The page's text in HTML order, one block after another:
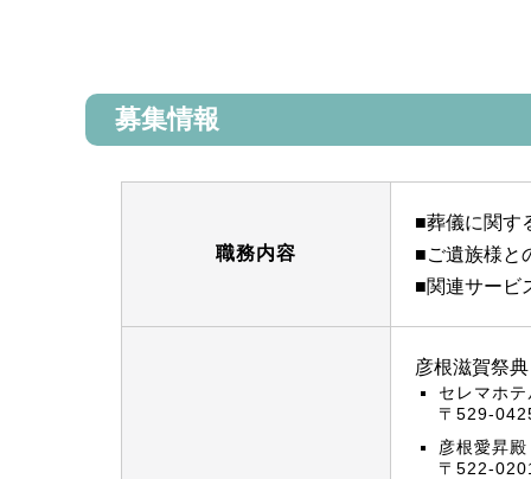
募集情報
職務内容
■葬儀に関す
■ご遺族様と
■関連サービ
彦根滋賀祭
セレマホ
〒529-
彦根愛昇殿
〒522-